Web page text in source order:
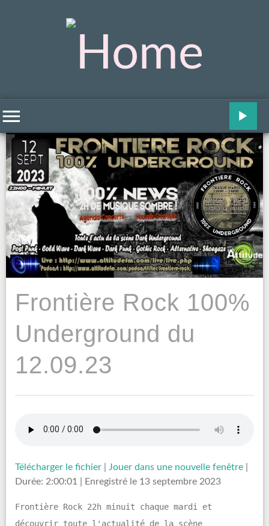
Frontière Rock 100%
Underground du
12.09.23
Télécharger le fichier Jouer dans une nouvelle fenêtre
Durée: 2:00:01
Enregistré le 13 septembre 2023
Frontière Rock 22h minuit chaque mardi et
découvrir toute l'actualité de la scène